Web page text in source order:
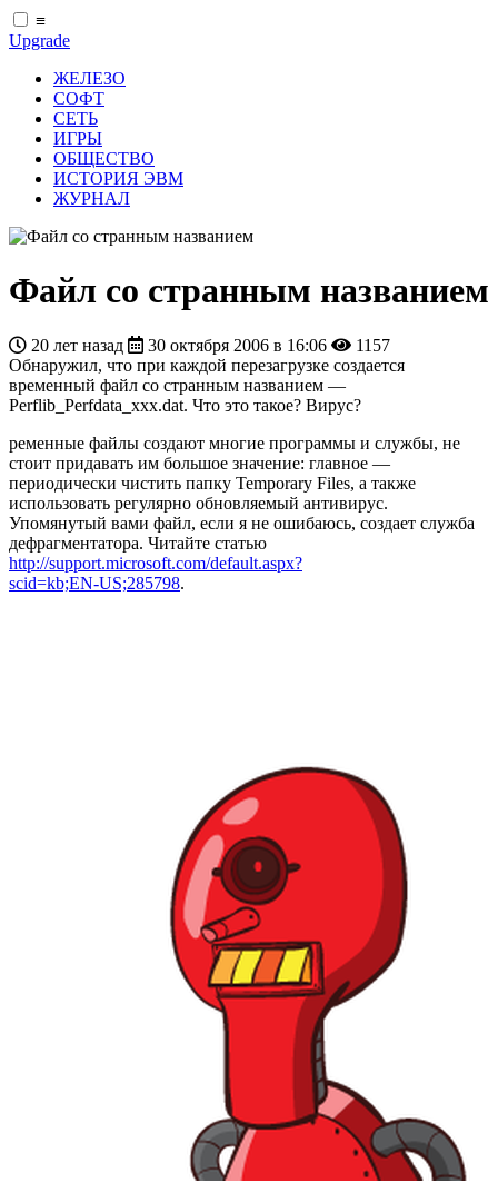
≡
Upgrade
ЖЕЛЕЗО
СОФТ
СЕТЬ
ИГРЫ
ОБЩЕСТВО
ИСТОРИЯ ЭВМ
ЖУРНАЛ
Файл со странным названием
20 лет назад 30 октября 2006 в 16:06
1157
Обнаружил, что при каждой перезагрузке создается
временный файл со странным названием —
Perflib_Perfdata_xxx.dat. Что это такое? Вирус?
ременные файлы создают многие программы и службы, не
стоит придавать им большое значение: главное —
периодически чистить папку Temporary Files, а также
использовать регулярно обновляемый антивирус.
Упомянутый вами файл, если я не ошибаюсь, создает служба
дефрагментатора. Читайте статью
http://support.microsoft.com/default.aspx?
scid=kb;EN-US;285798.